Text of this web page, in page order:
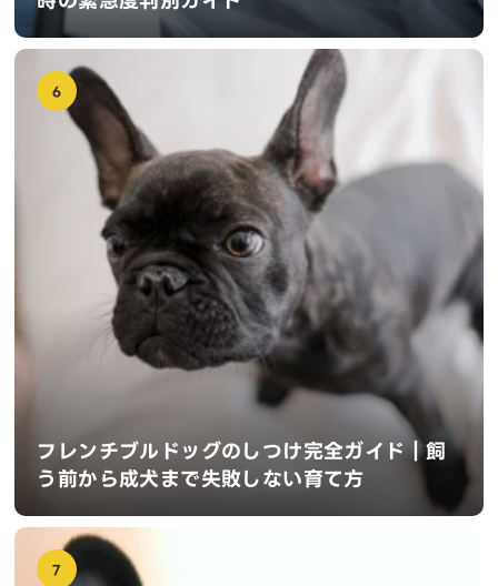
6
フレンチブルドッグのしつけ完全ガイド｜飼
う前から成犬まで失敗しない育て方
7